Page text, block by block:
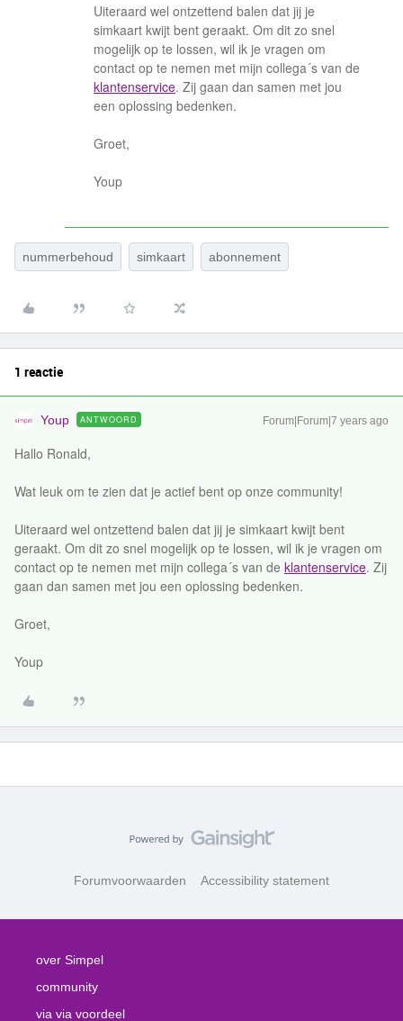
Uiteraard wel ontzettend balen dat jij je
simkaart kwijt bent geraakt. Om dit zo snel
mogelijk op te lossen, wil ik je vragen om
contact op te nemen met mijn collega´s van de
klantenservice. Zij gaan dan samen met jou
een oplossing bedenken.
Groet,
Youp
nummerbehoud simkaart abonnement
1 reactie
Youp ANTWOORD Forum|Forum|7 years ago
Hallo Ronald,
Wat leuk om te zien dat je actief bent op onze community!
Uiteraard wel ontzettend balen dat jij je simkaart kwijt bent
geraakt. Om dit zo snel mogelijk op te lossen, wil ik je vragen om
contact op te nemen met mijn collega´s van de klantenservice. Zij
gaan dan samen met jou een oplossing bedenken.
Groet,
Youp
Forumvoorwaarden Accessibility statement
over Simpel
community
via via voordeel